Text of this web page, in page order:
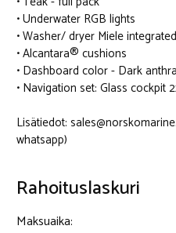
• Underwater RGB lights
• Washer/ dryer Miele
• Alcantara® cushions
• Dashboard color - Dark
• Navigation set: Glass cockpit
Lisätiedot:
whatsapp)
Rahoituslaskuri
Maksuaika: